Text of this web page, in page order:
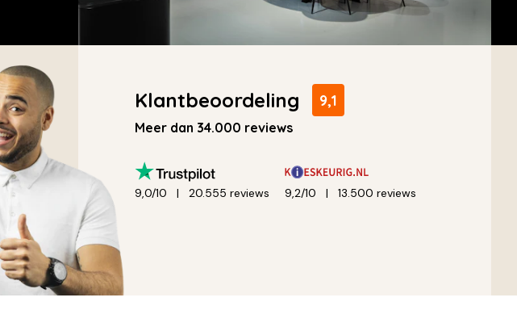
Klantbeoordeling 9,1
Meer dan 34.000 reviews
9,0/10 20.555 reviews 9,2/10 13.500 reviews